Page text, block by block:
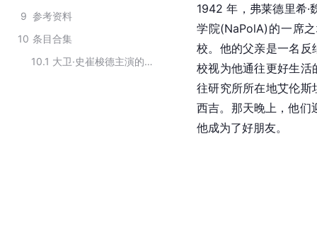
9 参考资料
10 条目合集
10.1
大卫·史崔梭德主演的电影
1942 年，弗莱德里希
学院(NaPolA)的一席
校。他的父亲是一名反
校视为他通往更好生活
往研究所所在地艾伦斯
西吉。那天晚上，他们
他成为了好朋友。